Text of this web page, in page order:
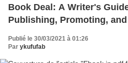
Book Deal: A Writer's
Publishing, Promoting,
Book English version
Courtney Maum
Publié le 30/03/2021 à 01:26
Par ykufufab